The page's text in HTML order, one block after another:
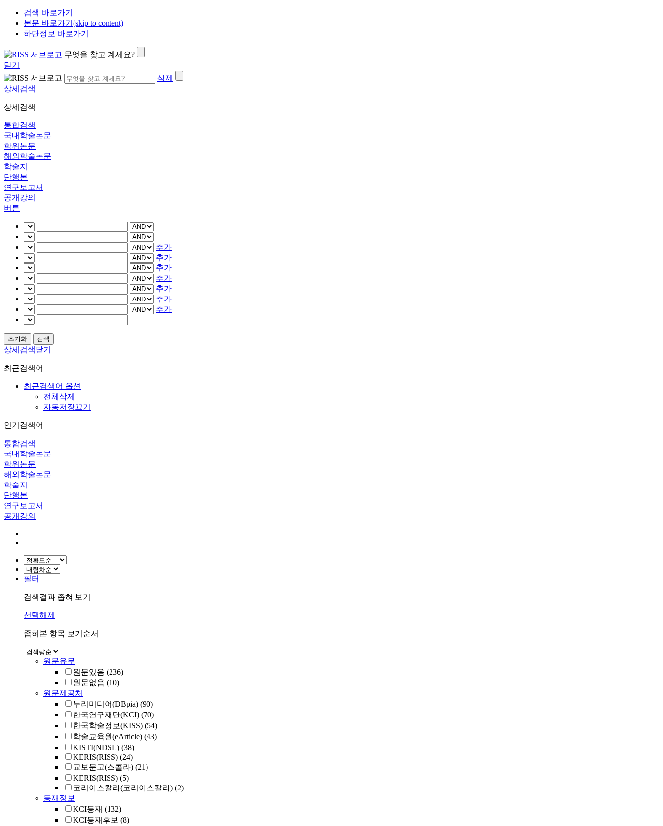
검색 바로가기
본문 바로가기(skip to content)
하단정보 바로가기
무엇을 찾고 계세요?
닫기
삭제
상세검색
상세검색
통합검색
국내학술논문
학위논문
해외학술논문
학술지
단행본
연구보고서
공개강의
버튼
추가
추가
추가
추가
추가
추가
추가
상세검색닫기
최근검색어
최근검색어 옵션
전체삭제
자동저장끄기
인기검색어
통합검색
국내학술논문
학위논문
해외학술논문
학술지
단행본
연구보고서
공개강의
필터
검색결과 좁혀 보기
선택해제
좁혀본 항목 보기순서
원문유무
원문있음 (236)
원문없음 (10)
원문제공처
누리미디어(DBpia) (90)
한국연구재단(KCI) (70)
한국학술정보(KISS) (54)
학술교육원(eArticle) (43)
KISTI(NDSL) (38)
KERIS(RISS) (24)
교보문고(스콜라) (21)
KERIS(RISS) (5)
코리아스칼라(코리아스칼라) (2)
등재정보
KCI등재 (132)
KCI등재후보 (8)